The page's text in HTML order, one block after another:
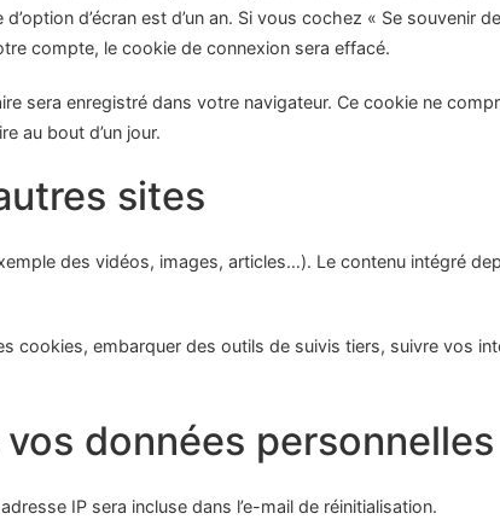
d’écran est d’un an. Si vous cochez « Se souvenir
compte, le cookie de connexion sera effacé.
sera enregistré dans votre navigateur. Ce cookie ne
au bout d’un jour.
sites
des vidéos, images, articles…). Le contenu intégré
cookies, embarquer des outils de suivis tiers, suivre vos
données personnelles
IP sera incluse dans l’e-mail de réinitialisation.